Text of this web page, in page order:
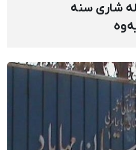
لە شاری سنە